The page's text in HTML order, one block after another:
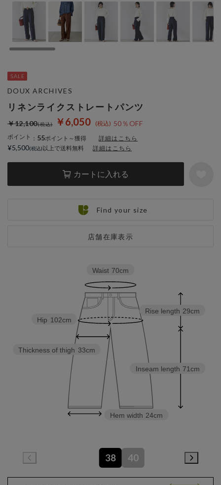
リネンライクストレートパンツ
￥6,050 50％OFF
￥12,100
ポイント ： 55ポイント～獲得 詳細はこちら
カートに入れる
店舗在庫表示
DOUX ARCHIVES
¥5,500 以上で送料無料 詳細はこちら
Find your size
Inseam length 71cm
Rise length 29cm
Hem width 24cm
Thickness of thigh 33cm
Hip 102cm
Waist 70cm
38 40